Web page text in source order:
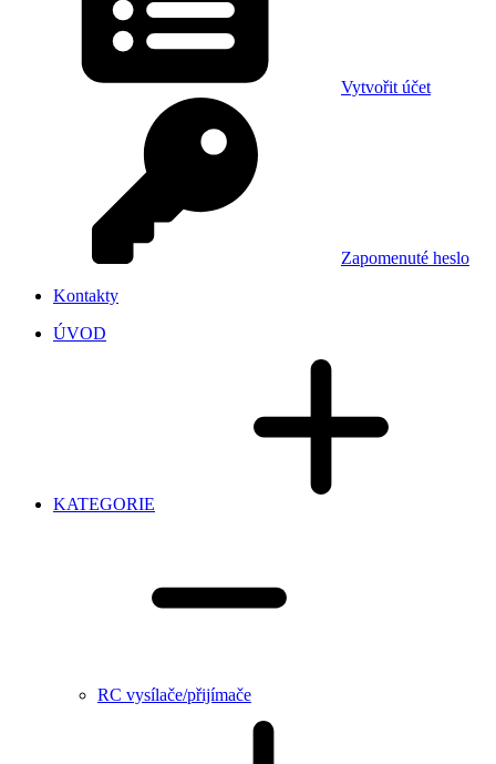
Vytvořit účet
Zapomenuté heslo
Kontakty
ÚVOD
KATEGORIE
RC vysílače/přijímače